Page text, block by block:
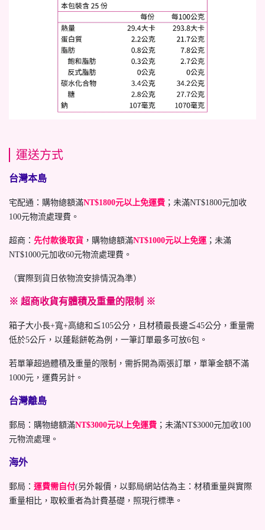
運送方式
台灣本島
宅配通：購物總額滿NT$1800元以上免運費 ；未滿NT$1800元加收
100元物流處理費。
超商： 先付款後取貨 ，購物總額滿NT$1000元以上免運 ；未滿
NT$1000元加收60元物流處理費。
（實際到貨日依物流安排情況為準）
※ 超商收貨有體積及重量的限制 ※
箱子大小長+寬+高總和≦105公分，且材積最長邊≦45公分，重量需
低於5公斤，以蓬鬆餅乾為例，一筆訂單最多可放6包。
若單筆超過體積及重量的限制，需拆開為兩張訂單，單筆金額不滿
1000元，運費另計。
台灣離島
郵局：購物總額滿NT$3000元以上免運費 ；未滿NT$3000元加收100
元物流處理。
海外
郵局： 運費需自付(另外報價，以郵局網站估為主：材積重量與實際
重量相比，取較重者為計費基礎，照現行標準。